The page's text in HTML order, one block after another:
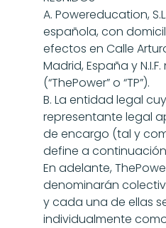
A. Powereducation,
española, con
efectos en Calle
Madrid, España y
(“ThePower” o “TP”).
B. La entidad legal
representante legal
de encargo (tal y
define a
En adelante,
denominarán
y cada una de ellas
individualmente como